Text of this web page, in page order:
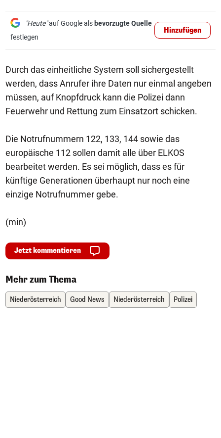
"Heute"auf Google als bevorzugte Quelle
festlegen
Hinzufügen
Durch das einheitliche System soll sichergestellt
werden, dass Anrufer ihre Daten nur einmal angeben
müssen, auf Knopfdruck kann die Polizei dann
Feuerwehr und Rettung zum Einsatzort schicken.
Die Notrufnummern 122, 133, 144 sowie das
europäische 112 sollen damit alle über ELKOS
bearbeitet werden. Es sei möglich, dass es für
künftige Generationen überhaupt nur noch eine
einzige Notrufnummer gebe.
(min)
Jetzt kommentieren
Mehr zum Thema
Niederösterreich Good News Niederösterreich Polizei